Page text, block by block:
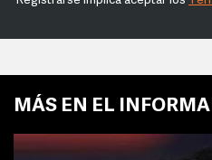
MÁS EN EL